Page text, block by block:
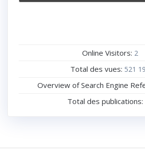
Online Visitors: 2
Total des vues: 521
Overview of Search Engine
Total des publications: